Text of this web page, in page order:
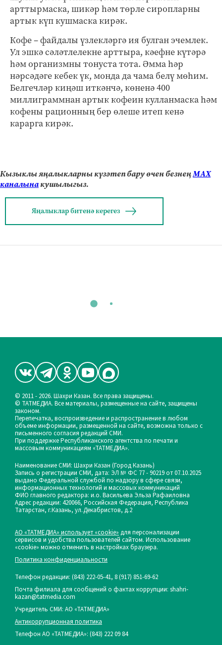
арттырмаска, шикәр һәм төрле сиропларны
артык күп кушмаска кирәк.
Кофе – файдалы үзлекләргә ия булган эчемлек.
Ул эшкә сәләтлелекне арттыра, кәефне күтәрә
һәм организмны тонуста тота. Әмма һәр
нәрсәдәге кебек үк, монда да чама белү мөһим.
Белгечләр киңәш иткәнчә, көненә 400
миллиграммнан артык кофеин кулланмаска һәм
кофены рационның бер өлеше итеп кенә
карарга кирәк.
Кызыклы яңалыкларны күзәтеп бару өчен безнеңМАХ
каналынакушылыгыз.
Яңалыклар битенә керегез
© 2011 - 2026. Шахри Казан. Все права защищены.
© ТАТМЕДИА. Все материалы, размещенные на сайте, защищены
законом.
Перепечатка, воспроизведение и распространение в любом
объеме информации, размещенной на сайте, возможна только с
письменного согласия редакций СМИ.
При поддержке Республиканского агентства по печати и
массовым коммуникациям «ТАТМЕДИА».
Наименование СМИ: Шахри Казан (Город Казань)
Запись о регистрации СМИ, дата: ЭЛ № ФС 77 - 90219 от 07.10.2025
выдано Федеральной службой по надзору в сфере связи,
информационных технологий и массовых коммуникаций
ФИО главного редактора: и.о. Васильева Эльза Рафаиловна
Адрес редакции: 420066, Российская Федерация, Республика
Татарстан, г.Казань, ул.Декабристов, д.2
АО «ТАТМЕДИА» использует «cookie» для персонализации
сервисов и удобства пользователей сайтом. Использование
«cookie» можно отменить в настройках браузера.
Политика конфиденциальности
Телефон редакции: (843) 222-05-41, 8 (917) 851-69-62
Почта филиала для сообщений о фактах коррупции: shahri-
kazan@tatmedia.com
Учредитель СМИ: АО «ТАТМЕДИА»
Антикоррупционная политика
Телефон АО «ТАТМЕДИА»: (843) 222 09 84